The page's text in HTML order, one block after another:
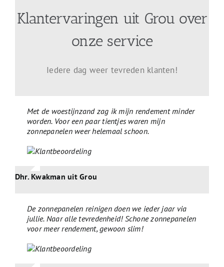
Klantervaringen uit Grou over
onze service
Iedere dag weer tevreden klanten!
Met de woestijnzand zag ik mijn rendement minder
worden. Voor een paar tientjes waren mijn
zonnepanelen weer helemaal schoon.
Dhr. Kwakman uit Grou
De zonnepanelen reinigen doen we ieder jaar via
jullie. Naar alle tevredenheid! Schone zonnepanelen
voor meer rendement, gewoon slim!